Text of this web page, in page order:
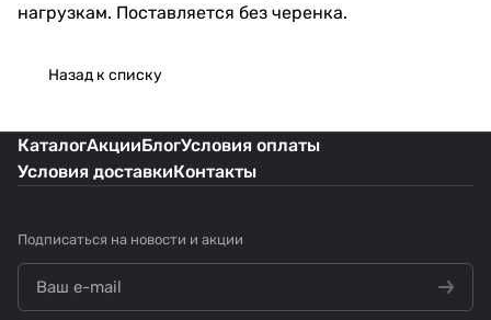
нагрузкам. Поставляется без черенка.
Назад к списку
КаталогАкцииБлогУсловия оплаты
Условия доставкиКонтакты
Подписаться на новости и акции